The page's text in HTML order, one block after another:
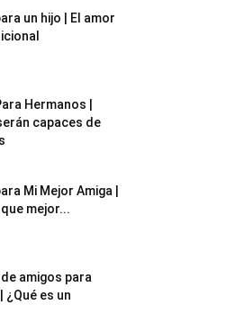
un hijo | El amor
Hermanos |
capaces de
Mi Mejor Amiga |
mejor...
amigos para
¿Qué es un